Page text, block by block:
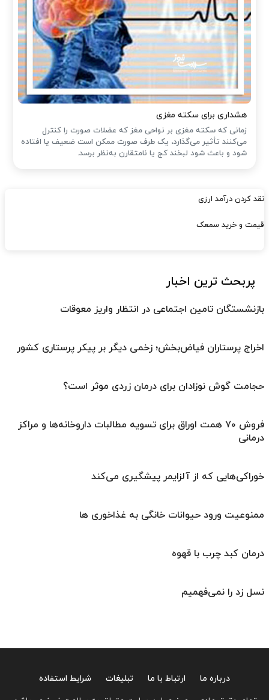
هشداری برای سکته مغزی
زمانی که سکته مغزی بر نواحی مغز که عضلات صورت را کنترل
می‌کنند تأثیر می‌گذارد، یک طرف صورت ممکن است ضعیف یا افتاده
شود و باعث شود لبخند کج یا نامتقارن به‌نظر برسد.
نقد کردن درآمد ارزی
قیمت و خرید سمعک
پربحث ترین اخبار
بازنشستگان تامین اجتماعی در انتظار واریز معوقات
اخراج پرستاران فیاض‌بخش؛ زخمی دیگر بر پیکر پرستاری کشور
حجامت گوش نوزادان برای درمان زردی موثر است؟
فروش ۷۰ همت اوراق برای تسویه مطالبات داروخانه‌ها و مراکز
درمانی
خوراکی‌هایی که از آلزایمر پیشگیری می‌کند
ممنوعیت ورود حیوانات خانگی به غذاخوری ها
درمان کبد چرب با قهوه
نسل زد را نمی‌فهمیم
درباره ما ارتباط با ما تبلیغات
شرایط استفاده